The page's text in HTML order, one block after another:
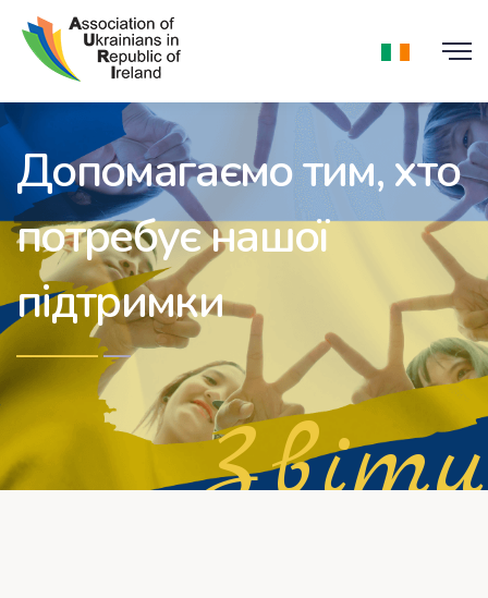
Допомагаємо тим, хто
потребує нашої
підтримки
Звіти